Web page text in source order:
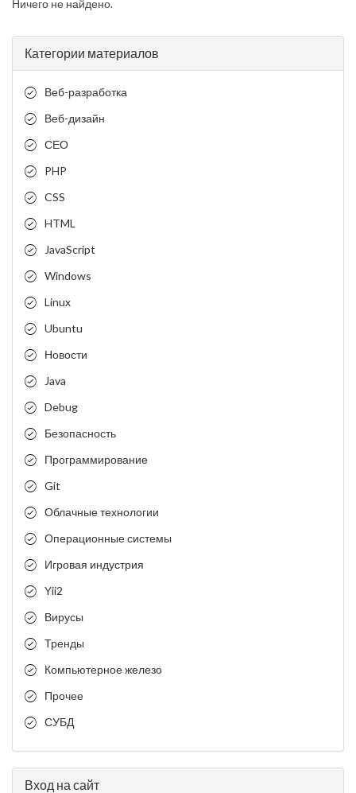
Ничего не найдено.
Категории материалов
Веб-разработка
Веб-дизайн
СЕО
PHP
CSS
HTML
JavaScript
Windows
Linux
Ubuntu
Новости
Java
Debug
Безопасность
Программирование
Git
Облачные технологии
Операционные системы
Игровая индустрия
Yii2
Вирусы
Тренды
Компьютерное железо
Прочее
СУБД
Вход на сайт